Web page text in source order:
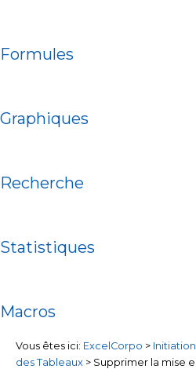
Formules
Graphiques
Recherche
Statistiques
Macros
Vous êtes ici: ExcelCorpo > Initiation
des Tableaux > Supprimer la mise